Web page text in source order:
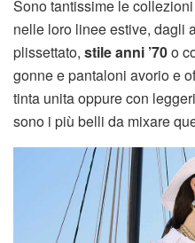
Sono tantissime le
nelle loro linee estive, dagli
plissettato, stile anni ’70o
gonne e pantaloni avorio e
tinta unita oppure con
sono i più belli da mixare